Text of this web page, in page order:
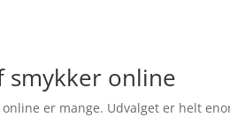
smykker online
er mange. Udvalget er helt